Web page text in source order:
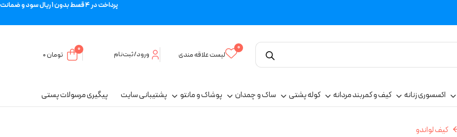
پرداخت در 4 قسط بدون 1 ریال سود و ضمانت
0
لیست علاقه مندی ورود/ثبت‌نام
0
تومان
اکسسوری زنانه کیف و کمربند مردانه کوله پشتی ساک و چمدان پوشاک و مانتو پشتیبانی سایت پیگیری مرسولات پستی
کیف لواندو